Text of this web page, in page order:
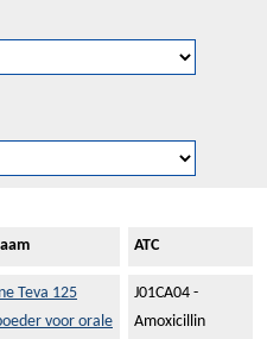
ATC
Teva 125
voor orale
J01CA04 -
Amoxicillin